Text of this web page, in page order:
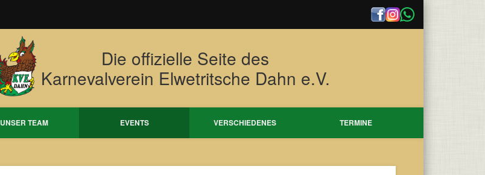
Die offizielle Seite des
Karnevalverein Elwetritsche Dahn e.V.
UNSER TEAM EVENTS VERSCHIEDENES TERMINE